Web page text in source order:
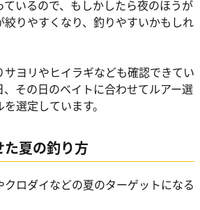
いるので、もしかしたら夜のほうが
りやすくなり、釣りやすいかもしれ
サヨリやヒイラギなども確認できてい
その日のベイトに合わせてルアー選
選定しています。
夏の釣り方
ロダイなどの夏のターゲットになる